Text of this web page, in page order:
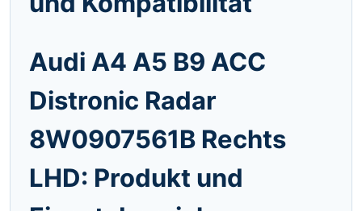
Audi A4 A5 B9 ACC
Distronic Radar
8W0907561B Rechts
LHD: Produkt und